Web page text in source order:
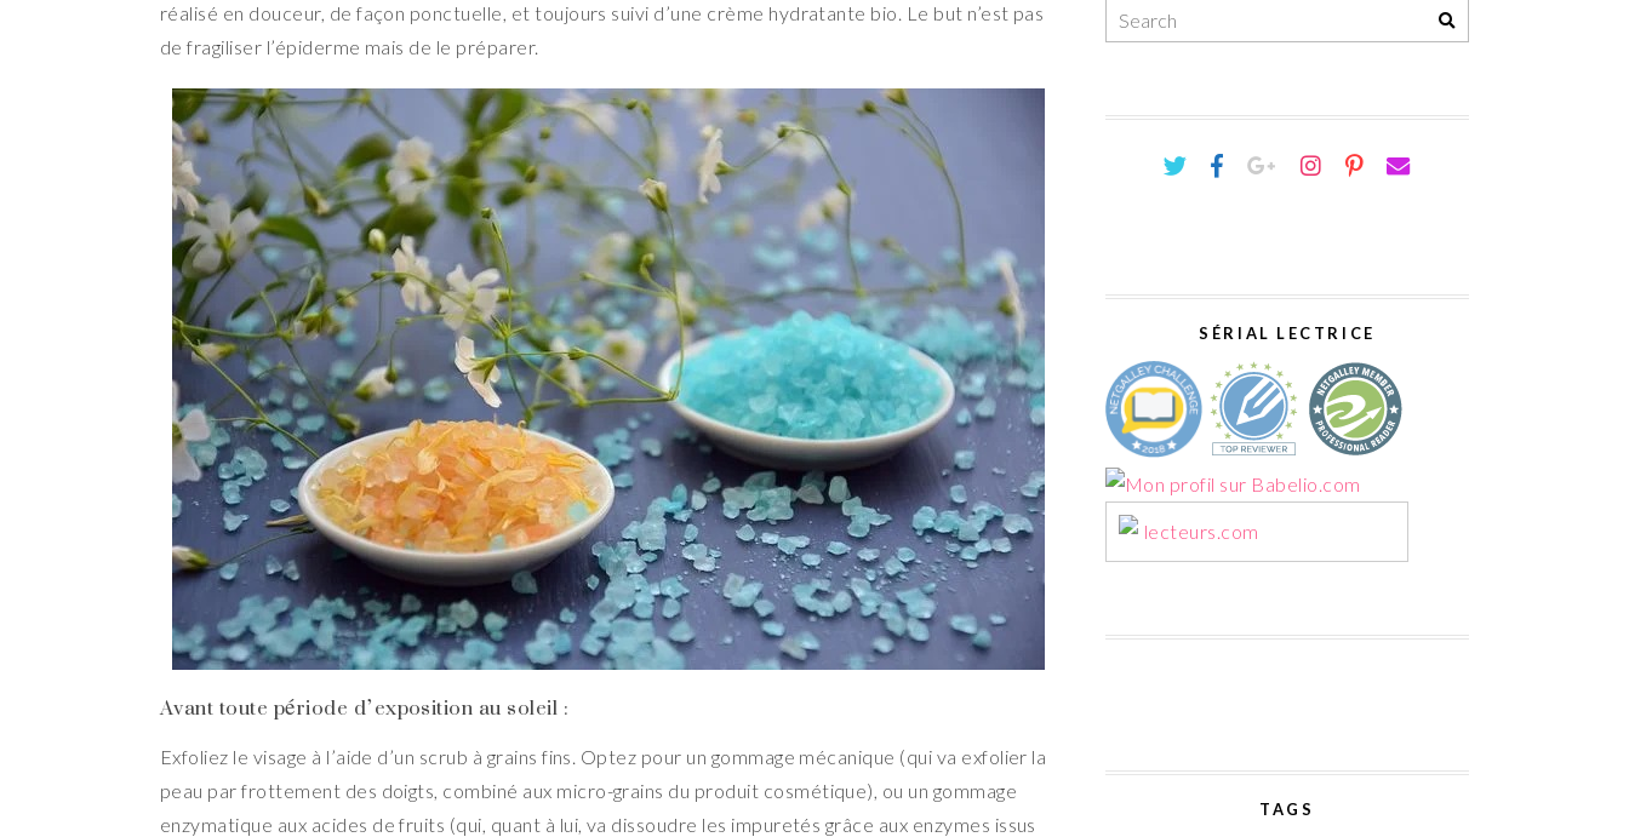
réalisé en douceur, de façon ponctuelle, et toujours suivi d’une crème hydratante bio. Le but n’est pas
de fragiliser l’épiderme mais de le préparer.
Avant toute période d’exposition au soleil :
Exfoliez le visage à l’aide d’un scrub à grains fins. Optez pour un gommage mécanique (qui va exfolier la
peau par frottement des doigts, combiné aux micro-grains du produit cosmétique), ou un gommage
enzymatique aux acides de fruits (qui, quant à lui, va dissoudre les impuretés grâce aux enzymes issus
SÉRIAL LECTRICE
lecteurs.com
TAGS